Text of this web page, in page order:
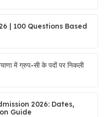
| 100 Questions Based
में ग्रुप-सी के पदों पर निकली
2026: Dates,
Guide